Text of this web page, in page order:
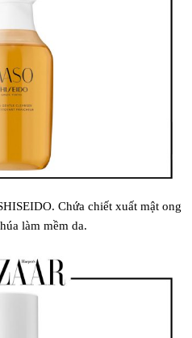
Chứa chiết xuất mật ong
làm mềm da.